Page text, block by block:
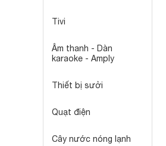
Tivi
Âm thanh - Dàn
karaoke - Amply
Thiết bị sưởi
Quạt điện
Cây nước nóng lạnh